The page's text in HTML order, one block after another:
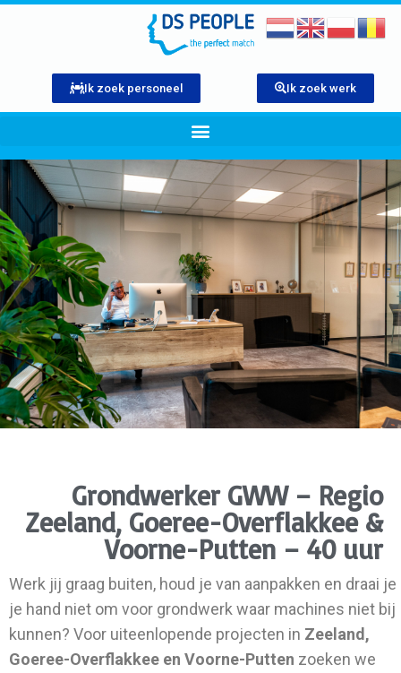
Ik zoek personeel Ik zoek werk
Grondwerker GWW – Regio
Zeeland, Goeree-Overflakkee &
Voorne-Putten – 40 uur
Werk jij graag buiten, houd je van aanpakken en draai je
je hand niet om voor grondwerk waar machines niet bij
kunnen? Voor uiteenlopende projecten in Zeeland,
Goeree-Overflakkee en Voorne-Putten zoeken we